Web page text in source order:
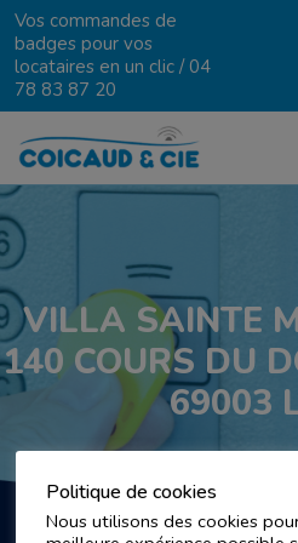
Vos commandes de
badges pour vos
locataires en un clic /04
78 83 87 20
VILLA SAINTE
140 COURS DU
69003
Politique de cookies
Nous utilisons des cookies